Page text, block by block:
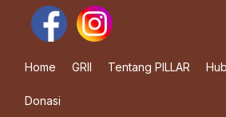
Home GRII Tentang PILLAR
Donasi